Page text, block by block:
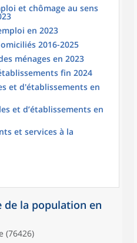
et chômage au sens
en 2023
2016-2025
ménages en 2023
fin 2024
et d'établissements en
et d’établissements en
et services à la
la population en
(76426)